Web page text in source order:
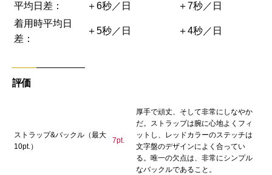
平均日差：
＋6秒／日
＋7秒／日
着用時平均日
差：
＋5秒／日 ＋4秒／日
評価
ストラップ&バックル（最大
10pt.）
7pt.
厚手で頑丈、そして非常にしなやか
だ。ストラップは腕に心地よくフィ
ットし、レッドカラーのステッチは
文字盤のデザインによく合ってい
る。唯一の欠点は、非常にシンプル
なバックルであること。